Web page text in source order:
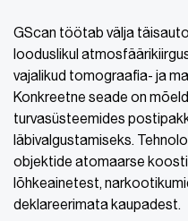
GScan töötab välja
looduslikul
vajalikud tomograafia- ja
Konkreetne seade on
turvasüsteemides
läbivalgustamiseks.
objektide atomaarse
lõhkeainetest,
deklareerimata kaupadest.